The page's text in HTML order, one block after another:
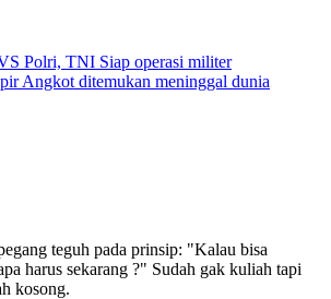
Polri, TNI Siap operasi militer
Angkot ditemukan meninggal dunia
teguh pada prinsip: "Kalau bisa
harus sekarang ?" Sudah gak kuliah tapi
kosong.